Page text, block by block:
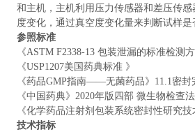
和主机，主机利用压力传感器和差压传
度变化，通过真空度变化量来判断试样是
参照标准
《ASTM F2338-13 包装泄漏的标准检测
《USP1207美国药典标准 》
《药品GMP指南——无菌药品》11.1密封
《中国药典》2020年版四部 微生物检查法
《化学药品注射剂包装系统密封性研究技
技术指标